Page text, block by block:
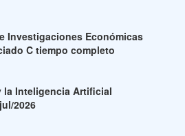
Investigaciones Económicas
C tiempo completo
la Inteligencia Artificial
2026